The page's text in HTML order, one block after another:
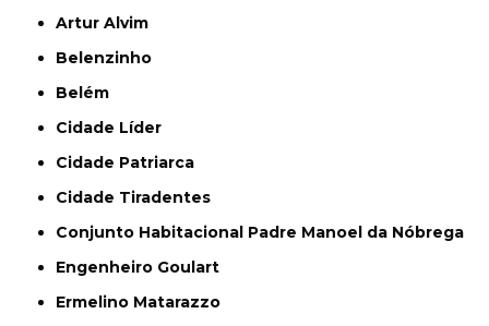
Artur Alvim
Belenzinho
Belém
Cidade Líder
Cidade Patriarca
Cidade Tiradentes
Conjunto Habitacional Padre Manoel da Nóbrega
Engenheiro Goulart
Ermelino Matarazzo